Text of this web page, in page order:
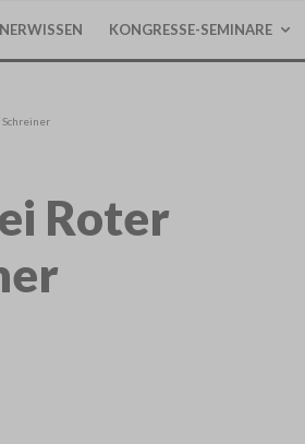
KONGRESSE-SEMINARE
Roter